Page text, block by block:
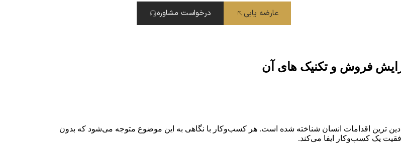
عارضه یابی درخواست مشاوره
فروش و تکنیک های آن
ترین اقدامات انسان شناخته شده است. هر کسب‌وکار با نگاهی به این موضوع متوجه می‌شود که بدون
یک کسب‌وکار ایفا می‌کند.